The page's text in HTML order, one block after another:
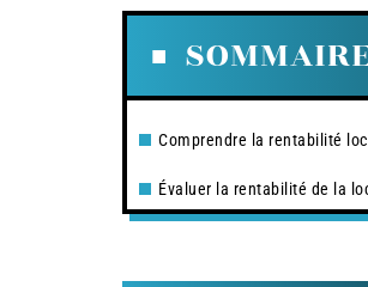
Comprendre la rentabilité
Évaluer la rentabilité de la